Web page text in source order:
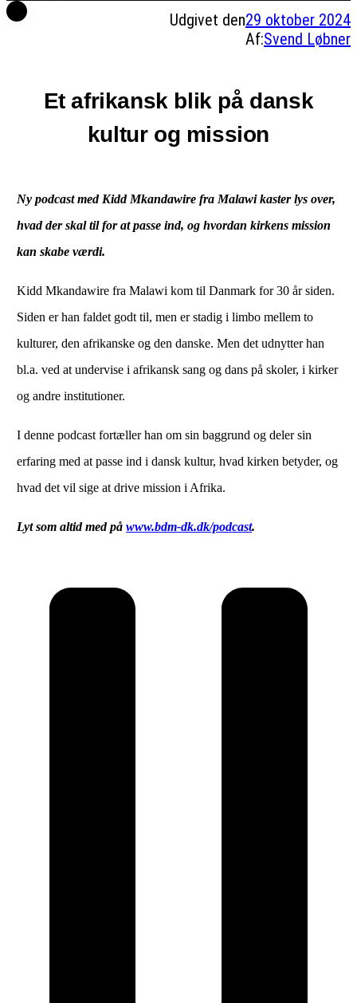
Udgivet den29 oktober 2024
Af:Svend Løbner
Et afrikansk blik på dansk
kultur og mission
Ny podcast med Kidd Mkandawire fra Malawi kaster lys over,
hvad der skal til for at passe ind, og hvordan kirkens mission
kan skabe værdi.
Kidd Mkandawire fra Malawi kom til Danmark for 30 år siden.
Siden er han faldet godt til, men er stadig i limbo mellem to
kulturer, den afrikanske og den danske. Men det udnytter han
bl.a. ved at undervise i afrikansk sang og dans på skoler, i kirker
og andre institutioner.
I denne podcast fortæller han om sin baggrund og deler sin
erfaring med at passe ind i dansk kultur, hvad kirken betyder, og
hvad det vil sige at drive mission i Afrika.
Lyt som altid med på www.bdm-dk.dk/podcast.